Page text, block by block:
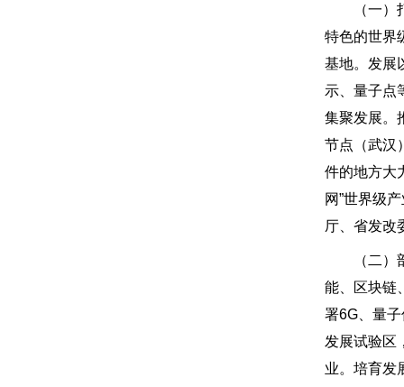
（一）打
特色的世界
基地。发展
示、量子点
集聚发展。
节点（武汉
件的地方大
网”世界级
厅、省发改
（二）部
能、区块链
署6G、量
发展试验区
业。培育发